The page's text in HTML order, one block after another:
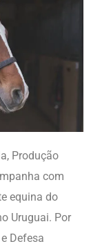
Produção
com
equina do
Uruguai. Por
Defesa